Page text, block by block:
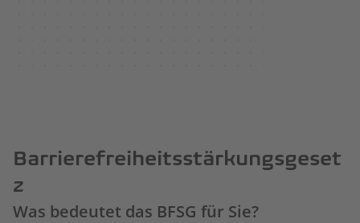
Barrierefreiheitsstärkungsgeset
z
Was bedeutet das BFSG für Sie?